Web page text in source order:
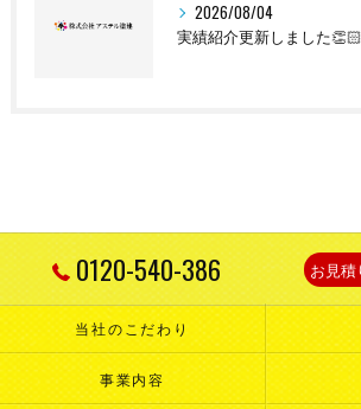
2026/08/04
実績紹介更新しました
0120-540-386 お見
当社のこだわり
事業内容